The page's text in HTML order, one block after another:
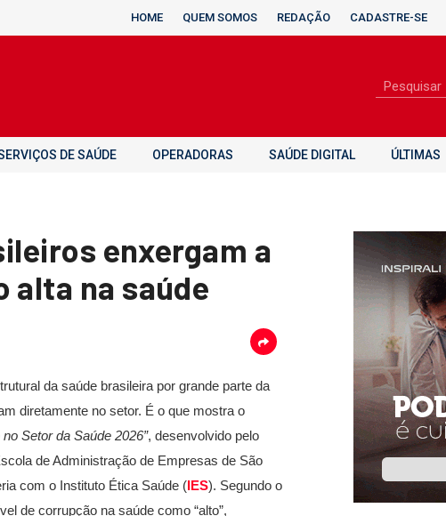
HOME QUEM SOMOS REDAÇÃO CADASTRE-SE
DE SAÚDE OPERADORAS SAÚDE DIGITAL ÚLTIMAS
enxergam a
alta na saúde
da saúde brasileira por grande parte da
diretamente no setor. É o que mostra o
Setor da Saúde 2026”, desenvolvido pelo
de Administração de Empresas de São
com o Instituto Ética Saúde (IES). Segundo o
de corrupção na saúde como “alto”,